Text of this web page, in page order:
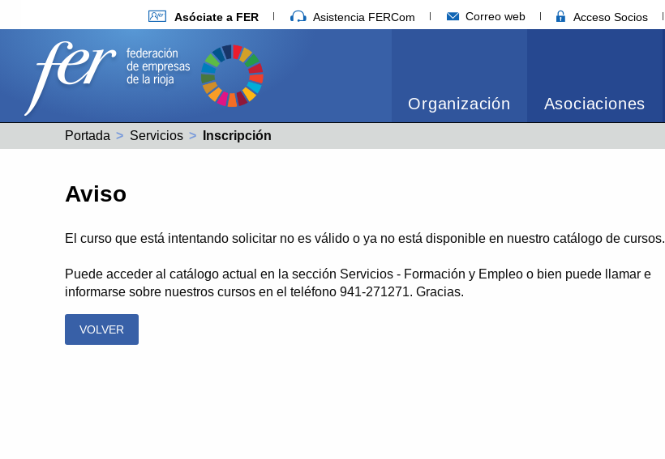
Asóciate a FER Asistencia FERCom Correo web Acceso Socios
Organización Asociaciones
Portada Servicios Actual:
Inscripción
Aviso
El curso que está intentando solicitar no es válido o ya no está disponible en nuestro catálogo de cursos.
Puede acceder al catálogo actual en la sección Servicios - Formación y Empleo o bien puede llamar e
informarse sobre nuestros cursos en el teléfono 941-271271. Gracias.
VOLVER